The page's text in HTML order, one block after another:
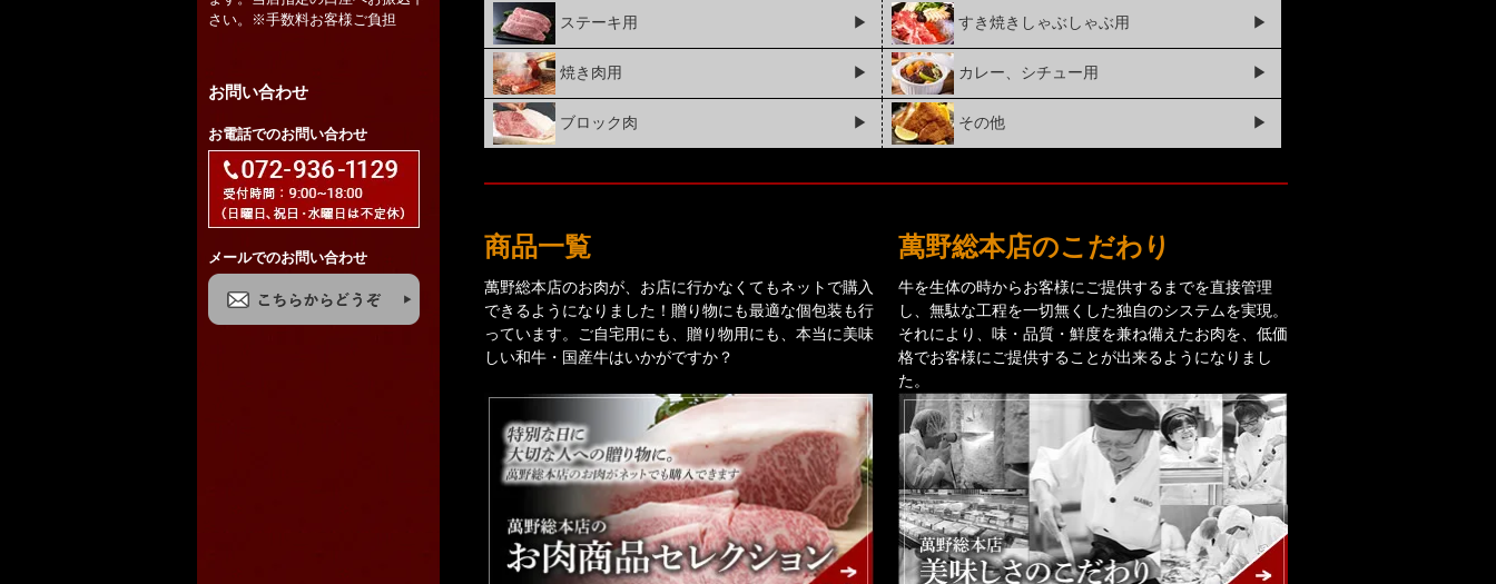
ステーキ用 ▶ すき焼きしゃぶしゃぶ用 ▶
焼き肉用 ▶ カレー、シチュー用 ▶
ブロック肉 ▶ その他 ▶
商品一覧
萬野総本店のお肉が、お店に行かなくてもネットで購入
できるようになりました！贈り物にも最適な個包装も行
っています。ご自宅用にも、贈り物用にも、本当に美味
しい和牛・国産牛はいかがですか？
萬野総本店のこだわり
牛を生体の時からお客様にご提供するまでを直接管理
し、無駄な工程を一切無くした独自のシステムを実現。
それにより、味・品質・鮮度を兼ね備えたお肉を、低価
格でお客様にご提供することが出来るようになりまし
た。
さい。※手数料お客様ご負担
お問い合わせ
お電話でのお問い合わせ
メールでのお問い合わせ